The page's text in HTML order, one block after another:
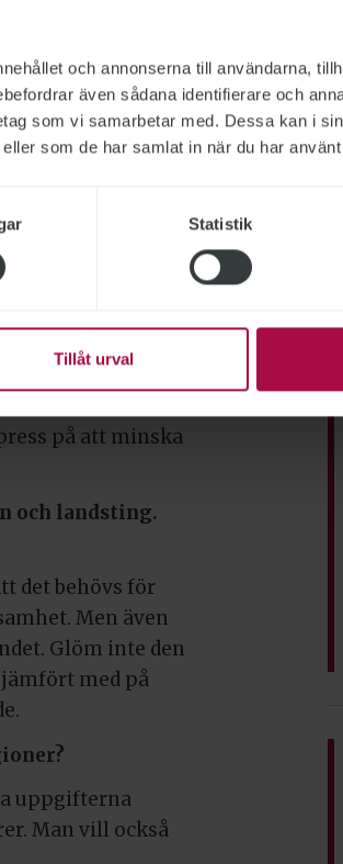
och annonserna till användarna,
även sådana identifierare och
som vi samarbetar med. Dessa kan i
som de har samlat in när du har
Statistik
Tillåt urval
vad den är
titta ordentligt
av landet där
gott som
betydligt färre.
har en struktur
ner till en
har de gjort på
Om man ska
på att minska
och landsting.
det behövs för
Men även
Glöm inte den
med på
uppgifterna
Man vill också